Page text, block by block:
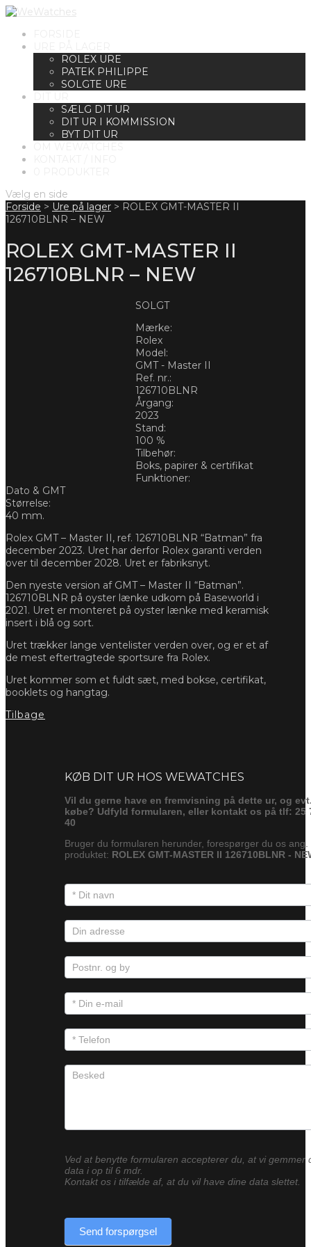
ROLEX URE
PATEK PHILIPPE
SOLGTE URE
SÆLG DIT UR
DIT UR I KOMMISSION
BYT DIT UR
Vælg en side
Forside > Ure på lager > ROLEX GMT-MASTER II
126710BLNR – NEW
ROLEX GMT-MASTER II
126710BLNR – NEW
SOLGT
Mærke:
Rolex
Model:
GMT - Master II
Ref. nr.:
126710BLNR
Årgang:
2023
Stand:
100 %
Tilbehør:
Boks, papirer & certifikat
Funktioner:
Dato & GMT
Størrelse:
40 mm.
Rolex GMT – Master II, ref. 126710BLNR “Batman” fra
december 2023. Uret har derfor Rolex garanti verden
over til december 2028. Uret er fabriksnyt.
Den nyeste version af GMT – Master II “Batman”.
126710BLNR på oyster lænke udkom på Baseworld i
2021. Uret er monteret på oyster lænke med keramisk
insert i blå og sort.
Uret trækker lange ventelister verden over, og er et af
de mest eftertragtede sportsure fra Rolex.
Uret kommer som et fuldt sæt, med bokse, certifikat,
booklets og hangtag.
Tilbage
KØB DIT UR HOS WEWATCHES
Vil du gerne have en fremvisning på dette ur, og
købe? Udfyld formularen, eller kontakt os på tlf: 25
40
Bruger du formularen herunder, forespørger du os ang.
produktet: ROLEX GMT-MASTER II 126710BLNR -
Ved at benytte formularen accepterer du, at vi gemmer
data i op til 6 mdr.
Kontakt os i tilfælde af, at du vil have dine data slettet.
Send forspørgsel